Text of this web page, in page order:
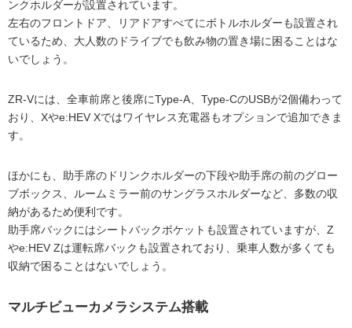
ンクホルダーが設置されています。
左右のフロントドア、リアドアすべてにボトルホルダーも設置され
ているため、大人数のドライブでも飲み物の置き場に困ることはな
いでしょう。
ZR-Vには、全車前席と後席にType-A、Type-CのUSBが2個備わって
おり、Xやe:HEV Xではワイヤレス充電器もオプションで追加できま
す。
ほかにも、助手席のドリンクホルダーの下段や助手席の前のグロー
ブボックス、ルームミラー前のサングラスホルダーなど、多数の収
納があるため便利です。
助手席バックにはシートバックポケットも設置されていますが、Z
やe:HEV Zは運転席バックも設置されており、乗車人数が多くても
収納で困ることはないでしょう。
マルチビューカメラシステム搭載